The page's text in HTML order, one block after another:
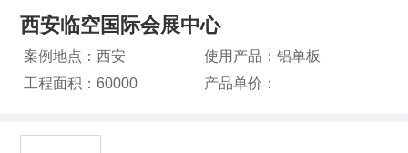
西安临空国际会展中心
案例地点：西安 使用产品： 铝单板
工程面积：60000 产品单价：